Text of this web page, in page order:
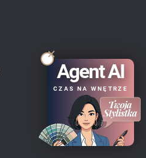
Agent AI
CZAS NA WNĘTRZE